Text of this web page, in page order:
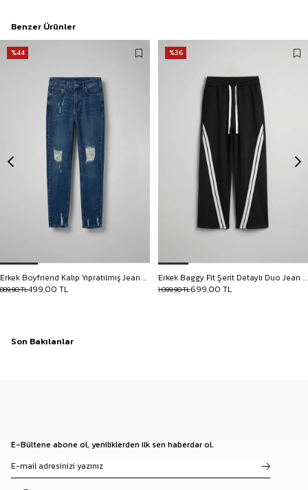
Benzer Ürünler
%44
Erkek Boyfriend Kalıp Yıpratılmış Jean Pantolon Koyu Mavi
499,00 TL
889,90 TL
%36
Erkek Baggy Fit Şerit Detaylı Duo Jean Siyah
699,00 TL
1.099,90 TL
Son Bakılanlar
E-Bültene abone ol, yeniliklerden ilk sen haberdar ol.